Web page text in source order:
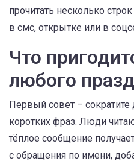
прочитать несколько
в смс, открытке или в
Что
любого
Первый совет –
коротких фраз. Люди
тёплое сообщение
с обращения по имени,